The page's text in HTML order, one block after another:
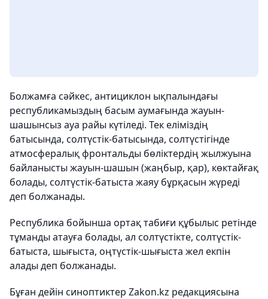
Болжамға сәйкес, антициклон ықпалындағы
республикамыздың басым аумағында жауын-
шашынсыз ауа райы күтіледі. Тек еліміздің
батысында, солтүстік-батысында, солтүстігінде
атмосфералық фронтальды бөліктердің жылжуына
байланысты жауын-шашын (жаңбыр, қар), көктайғақ
болады, солтүстік-батыста жаяу бұрқасын жүреді
деп болжанады.
Республика бойынша ортақ табиғи құбылыс ретінде
тұманды атауға болады, ал солтүстікте, солтүстік-
батыста, шығыста, оңтүстік-шығыста жел екпін
алады деп болжанады.
Бұған дейін синоптиктер Zakon.kz редакциясына